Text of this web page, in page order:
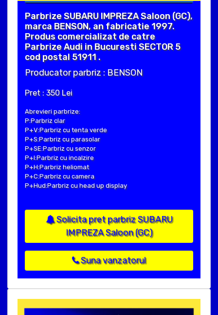
Parbrize SUBARU IMPREZA Saloon (GC),
marca BENSON, an fabricatie 1997.
Produs comercializat de catre
Parbrize Audi in Bucuresti SECTOR 5
cod postal 51911 .
Producator parbriz : BENSON
Pret : 350 Lei
Abrevieri parbrize:
P:Parbriz clar
P+V:Parbriz cu tenta verde
P+S:Parbriz cu parasolar
P+SE:Parbriz cu senzor
P+I:Parbriz cu incalzire
P+H:Parbriz heliomat
P+C:Parbriz cu camera
P+Hud:Parbriz cu head up display
Solicita pret parbriz SUBARU
IMPREZA Saloon (GC)
Suna vanzatorul